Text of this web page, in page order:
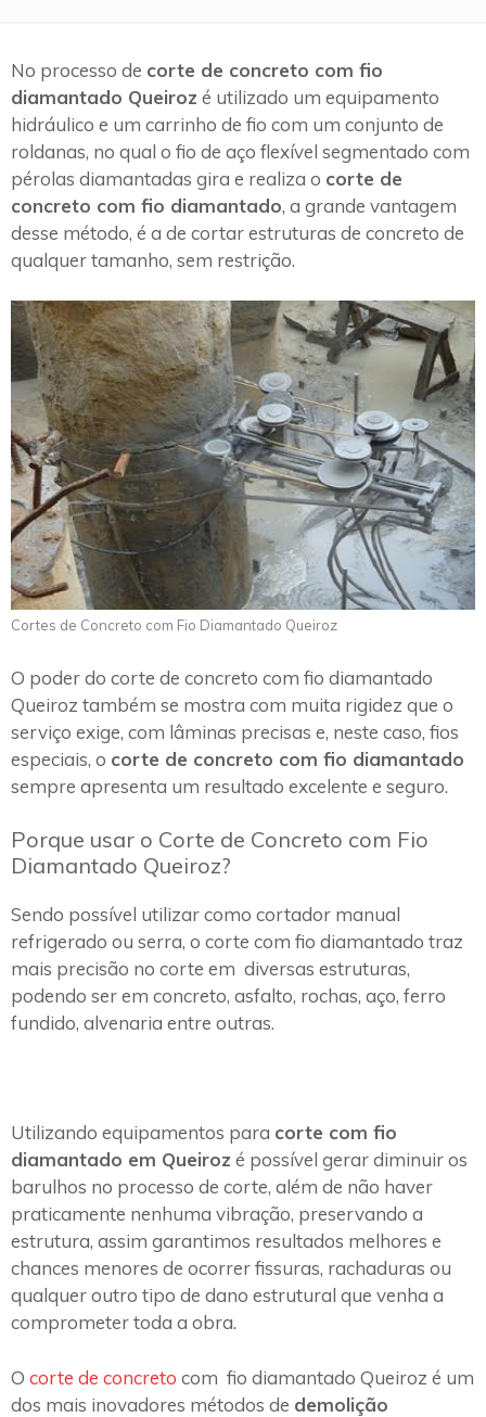
No processo de corte de concreto com fio
diamantado Queiroz é utilizado um equipamento
hidráulico e um carrinho de fio com um conjunto de
roldanas, no qual o fio de aço flexível segmentado com
pérolas diamantadas gira e realiza o corte de
concreto com fio diamantado, a grande vantagem
desse método, é a de cortar estruturas de concreto de
qualquer tamanho, sem restrição.
Cortes de Concreto com Fio Diamantado Queiroz
O poder do corte de concreto com fio diamantado
Queiroz também se mostra com muita rigidez que o
serviço exige, com lâminas precisas e, neste caso, fios
especiais, o corte de concreto com fio diamantado
sempre apresenta um resultado excelente e seguro.
Porque usar o Corte de Concreto com Fio
Diamantado Queiroz?
Sendo possível utilizar como cortador manual
refrigerado ou serra, o corte com fio diamantado traz
mais precisão no corte em diversas estruturas,
podendo ser em concreto, asfalto, rochas, aço, ferro
fundido, alvenaria entre outras.
Utilizando equipamentos para corte com fio
diamantado em Queiroz é possível gerar diminuir os
barulhos no processo de corte, além de não haver
praticamente nenhuma vibração, preservando a
estrutura, assim garantimos resultados melhores e
chances menores de ocorrer fissuras, rachaduras ou
qualquer outro tipo de dano estrutural que venha a
comprometer toda a obra.
O corte de concreto com fio diamantado Queiroz é um
dos mais inovadores métodos de demolição